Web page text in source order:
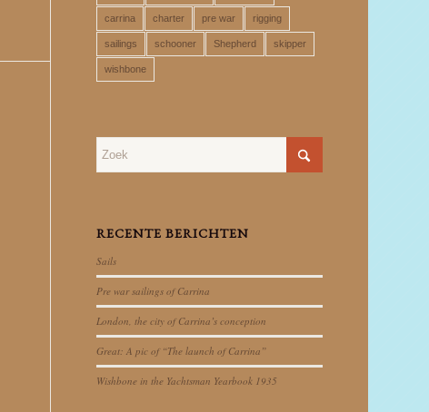
carrina charter pre war rigging
sailings schooner Shepherd skipper
wishbone
RECENTE BERICHTEN
Sails
Pre war sailings of Carrina
London, the city of Carrina’s conception
Great: A pic of “The launch of Carrina”
Wishbone in the Yachtsman Yearbook 1935